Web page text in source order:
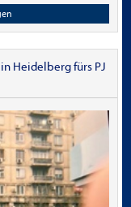
Heidelberg fürs PJ